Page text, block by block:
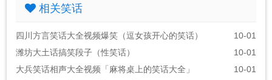
相关笑话
四川方言笑话大全视频爆笑（逗女孩开心的笑话）
10-01
潍坊大土话搞笑段子（性笑话）
10-01
大兵笑话相声大全视频「麻将桌上的笑话大全」
10-01